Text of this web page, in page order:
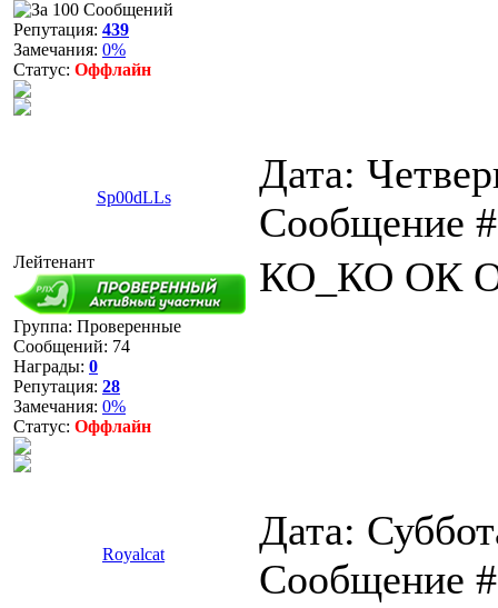
Репутация: 439
Замечания: 0%
Статус: Оффлайн
Sp00dLLs
Дата:
Сообщение
Лейтенант
Группа: Проверенные
Сообщений: 74
Награды: 0
Репутация: 28
Замечания: 0%
Статус: Оффлайн
КО_КО ОК
Royalcat
Дата:
Сообщение